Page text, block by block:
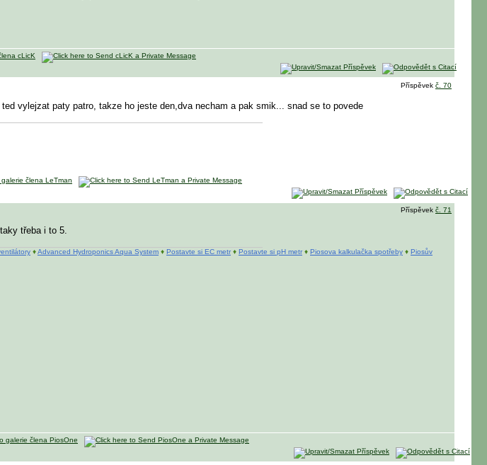
Příspěvek č. 70
vylejzat paty patro, takze ho jeste den,dva necham a pak smik... snad se to povede
Příspěvek č. 71
třeba i to 5.
♦Advanced Hydroponics Aqua System ♦ Postavte si EC metr ♦ Postavte si pH metr ♦ Piosova kalkulačka spotřeby ♦ Piosův